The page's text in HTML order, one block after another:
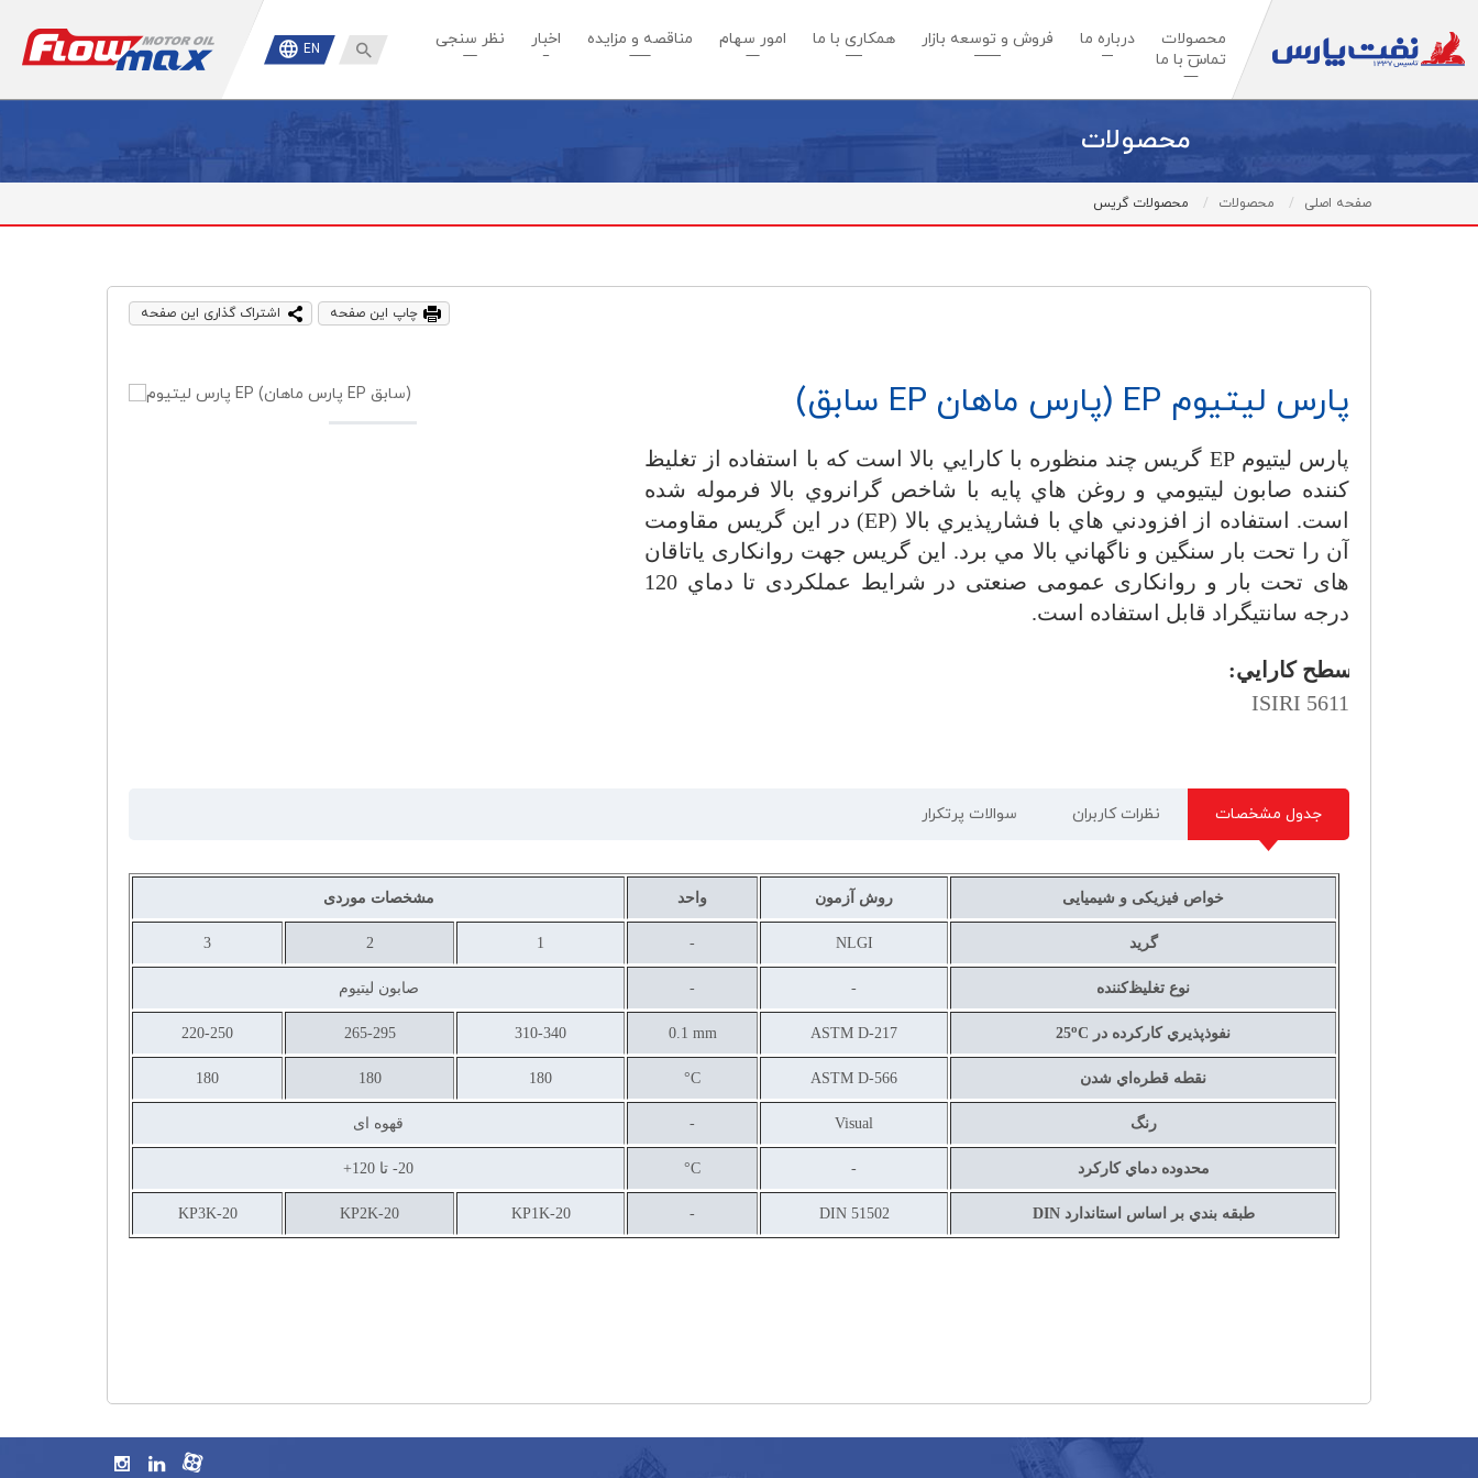
محصولات درباره ما فروش و توسعه بازار همکاری با ما امور سهام مناقصه و مزایده اخبار
نظر سنجی
تماس با ما
 EN
محصولات
صفحه اصلی محصولات محصولات گریس
اشتراک گذاری این صفحه چاپ این صفحه
پارس ليتيوم EP (پارس ماهان EP سابق)
پارس ليتيومEP گريس چند منظوره با كارايي بالا است كه با استفاده از تغليظ
كننده صابون ليتيومي و روغن هاي پايه با شاخص گرانروي بالا فرموله شده
است. استفاده از افزودني هاي با فشارپذيري بالا (EP) در اين گريس مقاومت
آن را تحت بار سنگين و ناگهاني بالا مي برد. اين گريس جهت روانکاری یاتاقان
های تحت بار و روانکاری عمومی صنعتی در شرایط عملکردی تا دماي 120
درجه سانتيگراد قابل استفاده است.
سطح كارايي:
ISIRI 5611
جدول مشخصات نظرات کاربران سوالات پرتکرار
خواص فیزیکی و شیمیایی روش آزمون واحد مشخصات موردی
گرید NLGI
-
1
2
3
نوع تغليظ‌كننده -
- صابون لیتیوم
نفوذپذيري كاركرده در 25oC
ASTM D-217
0.1 mm
310-340
265-295
220-250
نقطه قطره‌اي شدن ASTM D-566
°C
180
180
180
رنگ Visual
- قهوه ای
محدوده دماي كاركرد -
°C 20- تا 120+
طبقه بندي بر اساس استانداردDIN
DIN 51502
-
KP1K-20
KP2K-20
KP3K-20